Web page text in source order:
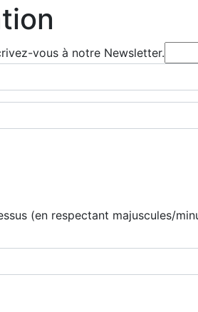
vous à notre Newsletter.
(en respectant majuscules/